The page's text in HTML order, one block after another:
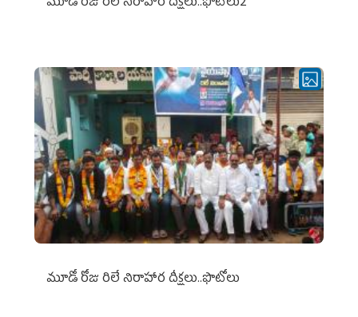
మూడో రోజు రిలే నిరాహార దీక్షలు..ఫొటోలు